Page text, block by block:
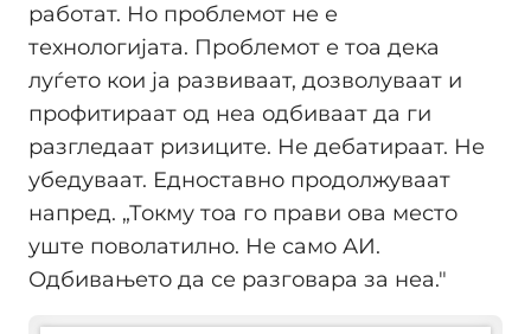
работат. Но проблемот не е
технологијата. Проблемот е тоа дека
луѓето кои ја развиваат, дозволуваат и
профитираат од неа одбиваат да ги
разгледаат ризиците. Не дебатираат. Не
убедуваат. Едноставно продолжуваат
напред. „Токму тоа го прави ова место
уште поволатилно. Не само АИ.
Одбивањето да се разговара за неа."